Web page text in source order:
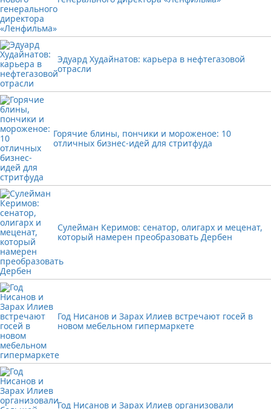
Эдуард Худайнатов: карьера в нефтегазовой
отрасли
Горячие блины, пончики и мороженое: 10
отличных бизнес-идей для стритфуда
Сулейман Керимов: сенатор, олигарх и меценат,
который намерен преобразовать Дербен
Год Нисанов и Зарах Илиев встречают госей в
новом мебельном гипермаркете
Год Нисанов и Зарах Илиев организовали